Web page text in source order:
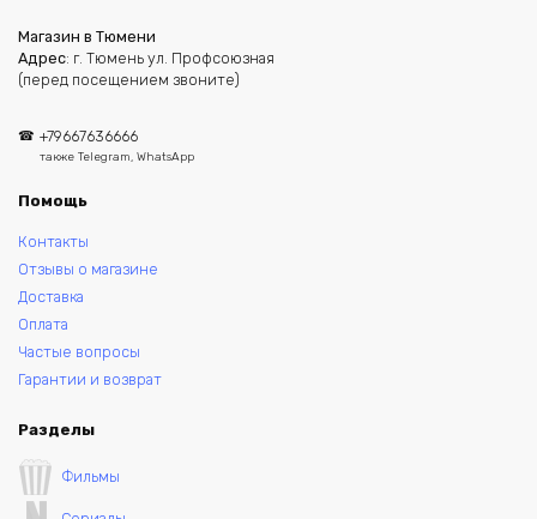
Магазин в Тюмени
Адрес: г. Тюмень ул. Профсоюзная
(перед посещением звоните)
+79667636666
также Telegram, WhatsApp
Помощь
Контакты
Отзывы о магазине
Доставка
Оплата
Частые вопросы
Гарантии и возврат
Разделы
Фильмы